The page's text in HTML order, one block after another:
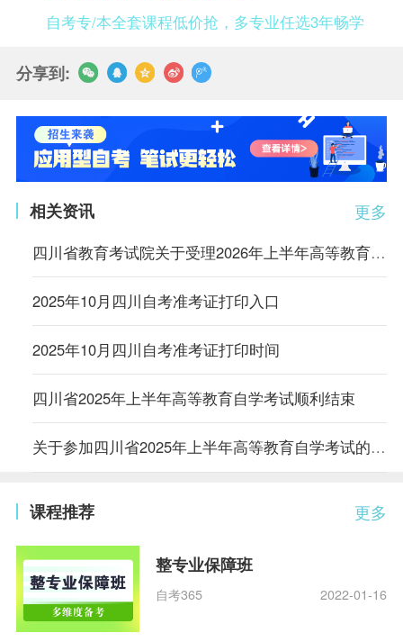
自考专/本全套课程低价抢，多专业任选3年畅学
分享到:
更多
相关资讯
四川省教育考试院关于受理2026年上半年高等教育自学考试考籍更改申请的通告
2025年10月四川自考准考证打印入口
2025年10月四川自考准考证打印时间
四川省2025年上半年高等教育自学考试顺利结束
关于参加四川省2025年上半年高等教育自学考试的温馨提醒
更多
课程推荐
整专业保障班
自考365 2022-01-16